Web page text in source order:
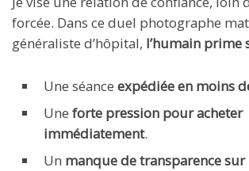
forcée. Dans ce duel photographe
généraliste d’hôpital, l’humain prime
Une séance expédiée en moins
Une forte pression pour acheter
immédiatement.
Un manque de transparence